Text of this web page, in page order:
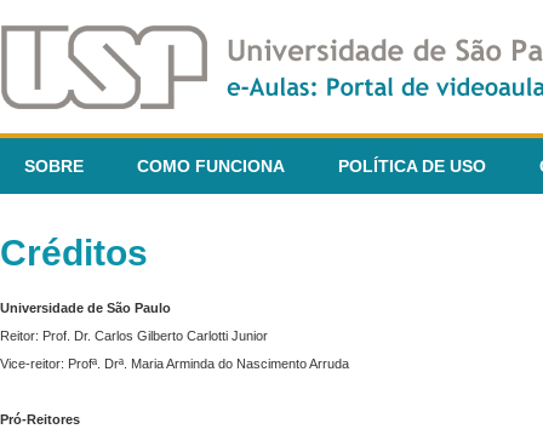
SOBRE COMO FUNCIONA POLÍTICA DE USO
Créditos
Universidade de São Paulo
Reitor: Prof. Dr. Carlos Gilberto Carlotti Junior
Vice-reitor: Profª. Drª. Maria Arminda do Nascimento Arruda
Pró-Reitores